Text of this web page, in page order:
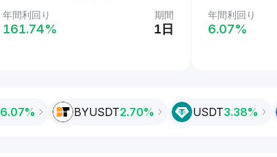
年間利回り 期間
555‎% 2日
年間利回り
期間
161.74‎% 1日
年間利回り
6.07‎%
6.07% BYUSDT2.70% USDT3.38‎%